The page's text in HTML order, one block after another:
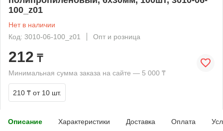
100_z01
Нет в наличии
Код: 3010-06-100_z01
Опт и розница
212 ₸
Минимальная сумма заказа на сайте — 5 000 ₸
210 ₸ от 10 шт.
Описание Характеристики Доставка Оплата